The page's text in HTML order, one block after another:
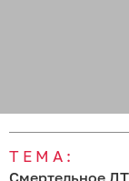
ТЕМА:
Смертельное